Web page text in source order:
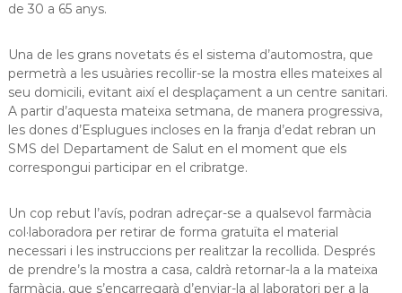
de 30 a 65 anys.
Una de les grans novetats és el sistema d’automostra, que
permetrà a les usuàries recollir-se la mostra elles mateixes al
seu domicili, evitant així el desplaçament a un centre sanitari.
A partir d’aquesta mateixa setmana, de manera progressiva,
les dones d’Esplugues incloses en la franja d’edat rebran un
SMS del Departament de Salut en el moment que els
correspongui participar en el cribratge.
Un cop rebut l’avís, podran adreçar-se a qualsevol farmàcia
col·laboradora per retirar de forma gratuïta el material
necessari i les instruccions per realitzar la recollida. Després
de prendre’s la mostra a casa, caldrà retornar-la a la mateixa
farmàcia, que s’encarregarà d’enviar-la al laboratori per a la